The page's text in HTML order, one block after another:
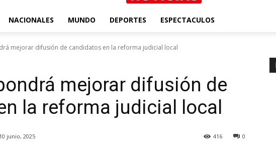
NACIONALES MUNDO DEPORTES ESPECTACULOS
mejorar difusión de candidatos en la reforma judicial local
mejorar difusión de
la reforma judicial local
10 junio, 2025 0
416